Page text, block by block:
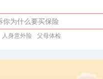
你为什么要买保险
预约
人身意外险 父母体检